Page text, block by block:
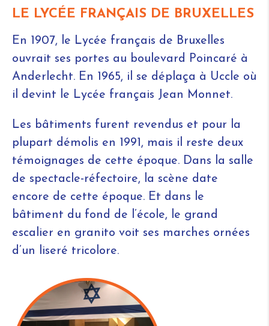
LE LYCÉE FRANÇAIS DE BRUXELLES
En 1907, le Lycée français de Bruxelles
ouvrait ses portes au boulevard Poincaré à
Anderlecht. En 1965, il se déplaça à Uccle où
il devint le Lycée français Jean Monnet.
Les bâtiments furent revendus et pour la
plupart démolis en 1991, mais il reste deux
témoignages de cette époque. Dans la salle
de spectacle-réfectoire, la scène date
encore de cette époque. Et dans le
bâtiment du fond de l’école, le grand
escalier en granito voit ses marches ornées
d’un liseré tricolore.